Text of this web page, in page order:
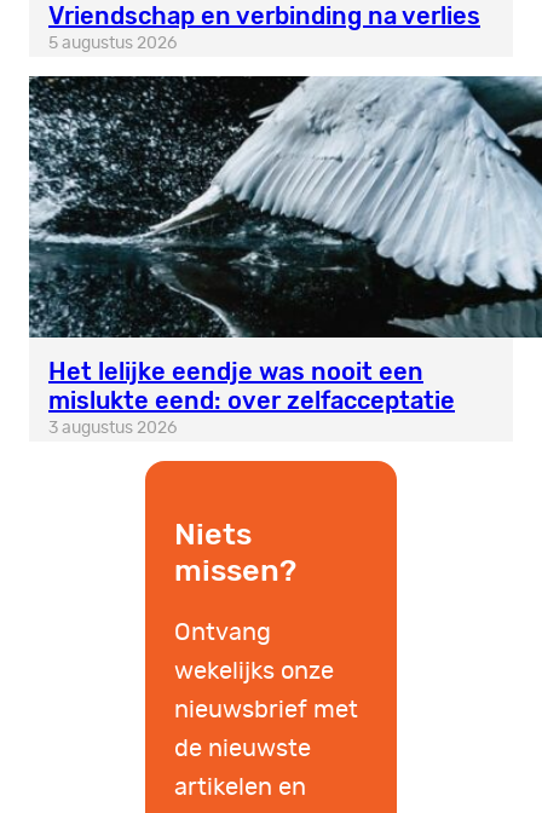
Vriendschap en verbinding na verlies
5 augustus 2026
Het lelijke eendje was nooit een
mislukte eend: over zelfacceptatie
3 augustus 2026
Niets
missen?
Ontvang
wekelijks onze
nieuwsbrief met
de nieuwste
artikelen en